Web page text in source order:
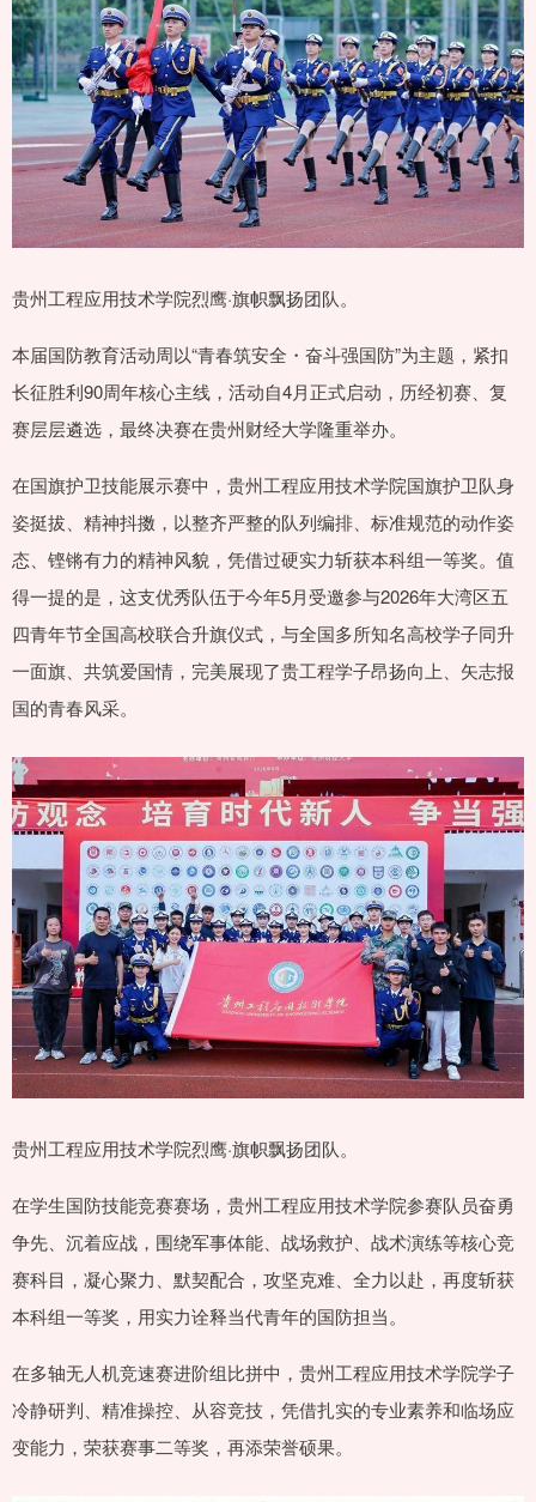
贵州工程应用技术学院烈鹰·旗帜飘扬团队。
本届国防教育活动周以“青春筑安全・奋斗强国防”为主题，紧扣
长征胜利90周年核心主线，活动自4月正式启动，历经初赛、复
赛层层遴选，最终决赛在贵州财经大学隆重举办。
在国旗护卫技能展示赛中，贵州工程应用技术学院国旗护卫队身
姿挺拔、精神抖擞，以整齐严整的队列编排、标准规范的动作姿
态、铿锵有力的精神风貌，凭借过硬实力斩获本科组一等奖。值
得一提的是，这支优秀队伍于今年5月受邀参与2026年大湾区五
四青年节全国高校联合升旗仪式，与全国多所知名高校学子同升
一面旗、共筑爱国情，完美展现了贵工程学子昂扬向上、矢志报
国的青春风采。
贵州工程应用技术学院烈鹰·旗帜飘扬团队。
在学生国防技能竞赛赛场，贵州工程应用技术学院参赛队员奋勇
争先、沉着应战，围绕军事体能、战场救护、战术演练等核心竞
赛科目，凝心聚力、默契配合，攻坚克难、全力以赴，再度斩获
本科组一等奖，用实力诠释当代青年的国防担当。
在多轴无人机竞速赛进阶组比拼中，贵州工程应用技术学院学子
冷静研判、精准操控、从容竞技，凭借扎实的专业素养和临场应
变能力，荣获赛事二等奖，再添荣誉硕果。